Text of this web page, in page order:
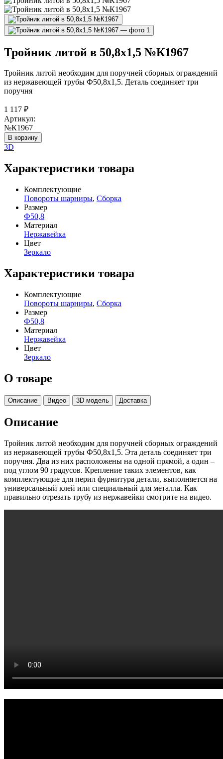
Тройник литой в 50,8х1,5 №К1967
Тройник литой необходим для поручней сборных ограждений
из нержавеющей трубы Ф50,8х1,5. Деталь соединяет три
поручня
1 117 ₽
Артикул:
№К1967
В корзину
3D
Характеристики товара
Комплектующие
Повороты шарниры, Сборка
Размер
Ф50,8
Материал
Нержавейка
Цвет
Зеркало
Характеристики товара
Комплектующие
Повороты шарниры, Сборка
Размер
Ф50,8
Материал
Нержавейка
Цвет
Зеркало
О товаре
Описание Видео 3D модель Доставка
Описание
Тройник литой необходим для поручней сборных ограждений
из нержавеющей трубы Ф50,8х1,5. Эта деталь соединяет три
поручня. Два из них расположены на одной прямой, а один –
под углом 90 градусов. Крепление таких элементов, как
комплектующие для перил фурнитура детали, выполняется на
универсальный клей или специальный для металла. Как
правильно отрезать трубу из нержавейки смотрите на видео.